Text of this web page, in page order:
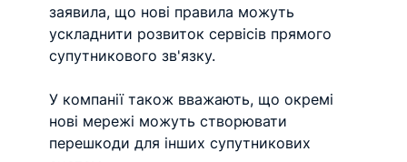
заявила, що нові правила можуть
ускладнити розвиток сервісів прямого
супутникового зв'язку.
У компанії також вважають, що окремі
нові мережі можуть створювати
перешкоди для інших супутникових